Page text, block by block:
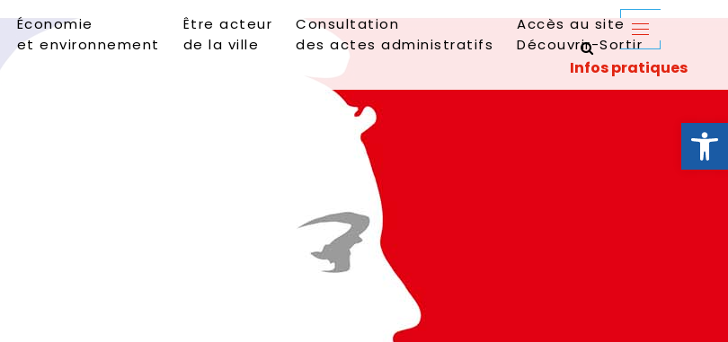
Ouvrir
Économie
et environnement
Être acteur
de la ville
Consultation
des actes administratifs
Accès au site
Découvrir-Sortir